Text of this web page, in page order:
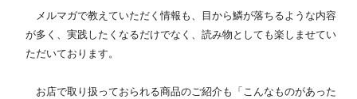
メルマガで教えていただく情報も、目から鱗が落ちるような内容
が多く、実践したくなるだけでなく、読み物としても楽しませてい
ただいております。
お店で取り扱っておられる商品のご紹介も「こんなものがあった